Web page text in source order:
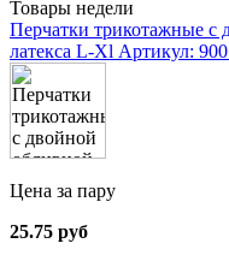
Товары недели
Перчатки трикотажные с
латекса L-Xl Артикул:
Цена за пару
25.75 руб